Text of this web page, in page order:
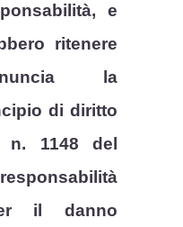
e
ritenere
la
di diritto
n. 1148 del
il danno